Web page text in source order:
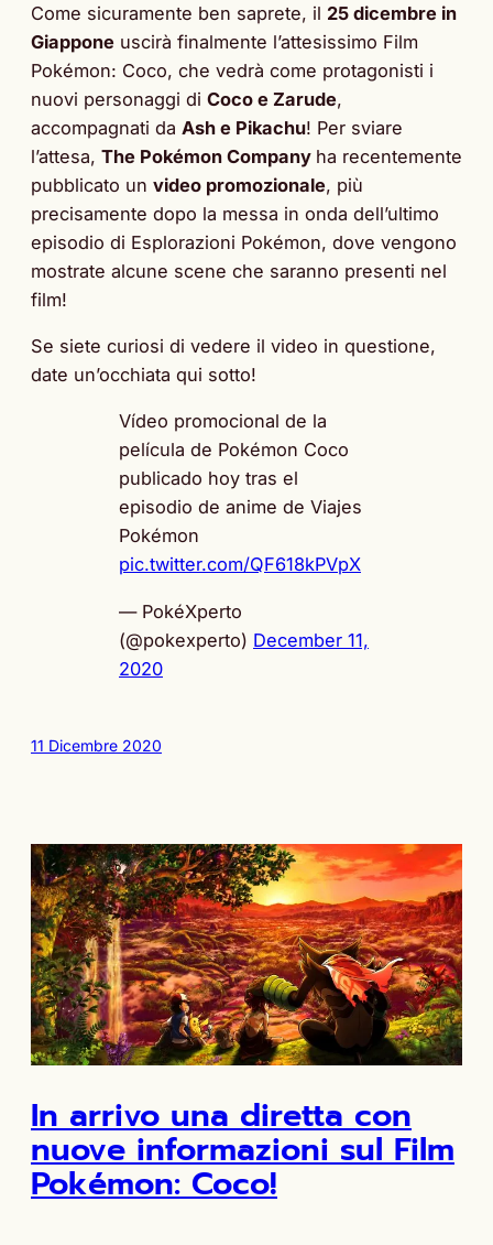
Come sicuramente ben saprete, il 25 dicembre in
Giappone uscirà finalmente l’attesissimo Film
Pokémon: Coco, che vedrà come protagonisti i
nuovi personaggi di Coco e Zarude,
accompagnati da Ash e Pikachu! Per sviare
l’attesa, The Pokémon Company ha recentemente
pubblicato un video promozionale, più
precisamente dopo la messa in onda dell’ultimo
episodio di Esplorazioni Pokémon, dove vengono
mostrate alcune scene che saranno presenti nel
film!
Se siete curiosi di vedere il video in questione,
date un’occhiata qui sotto!
Vídeo promocional de la
película de Pokémon Coco
publicado hoy tras el
episodio de anime de Viajes
Pokémon
pic.twitter.com/QF618kPVpX
— PokéXperto
(@pokexperto) December 11,
2020
11 Dicembre 2020
In arrivo una diretta con
nuove informazioni sul Film
Pokémon: Coco!